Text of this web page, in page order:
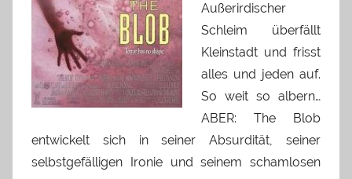
Außerirdischer
Schleim überfällt
Kleinstadt und frisst
alles und jeden auf.
So weit so albern…
ABER: The Blob
entwickelt sich in seiner Absurdität, seiner
selbstgefälligen Ironie und seinem schamlosen